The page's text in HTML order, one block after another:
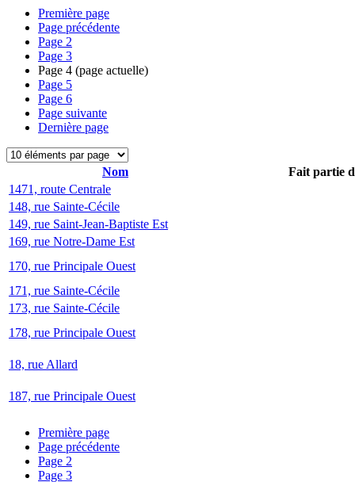
Première page
Page précédente
Page 2
Page 3
Page 4 (page actuelle)
Page 5
Page 6
Page suivante
Dernière page
Nom
Fait partie
1471, route Centrale
148, rue Sainte-Cécile
149, rue Saint-Jean-Baptiste Est
169, rue Notre-Dame Est
170, rue Principale Ouest
171, rue Sainte-Cécile
173, rue Sainte-Cécile
178, rue Principale Ouest
18, rue Allard
187, rue Principale Ouest
Première page
Page précédente
Page 2
Page 3